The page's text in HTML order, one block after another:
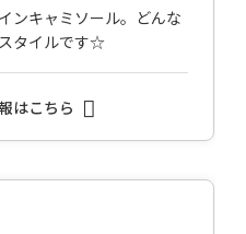
ンキャミソール。どんな
タイルです☆
はこちら